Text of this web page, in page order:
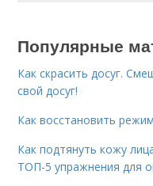
Популярные
Как скрасить досуг.
свой досуг!
Как восстановить
Как подтянуть кожу
ТОП-5 упражнения для